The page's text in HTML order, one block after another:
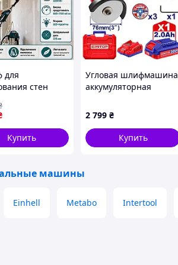
для
стен
и потолка
для
Купить
Угловая шлифмашина
аккумуляторная
20 В (ELAG207625)
2 799 ₴
Купить
машины
Einhell Metabo Intertool